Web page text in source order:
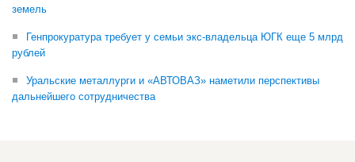
земель
Генпрокуратура требует у семьи экс-владельца ЮГК еще 5 млрд
рублей
Уральские металлурги и «АВТОВАЗ» наметили перспективы
дальнейшего сотрудничества